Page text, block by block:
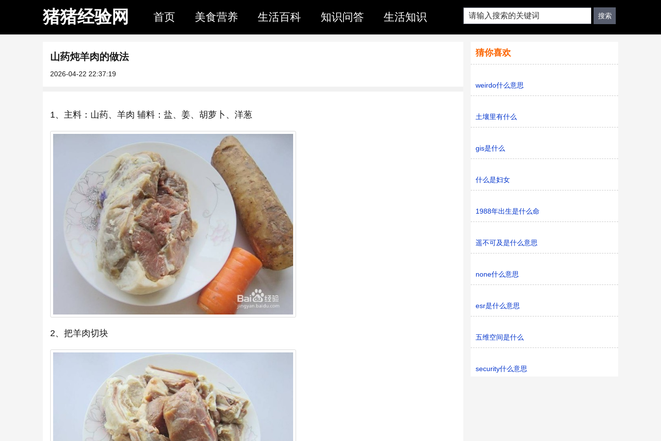
猪猪经验网 首页 美食营养 生活百科 知识问答 生活知识
山药炖羊肉的做法
2026-04-22 22:37:19
1、主料：山药、羊肉 辅料：盐、姜、胡萝卜、洋葱
2、把羊肉切块
猜你喜欢
weirdo什么意思
土壤里有什么
gis是什么
什么是妇女
1988年出生是什么命
遥不可及是什么意思
none什么意思
esr是什么意思
五维空间是什么
security什么意思